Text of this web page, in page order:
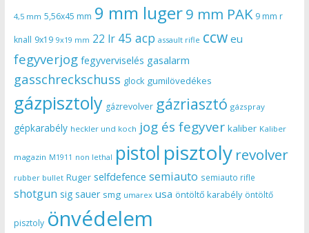
4,5 mm 5,56x45 mm 9 mm luger9 mm PAK 9 mm r
knall 9x19 9x19 mm 22 lr 45 acp assault rifle ccw eu
fegyverjog fegyverviselés gasalarm
gasschreckschuss glock gumilövedékes
gázpisztoly gázrevolver gázriasztó gázspray
gépkarabély heckler und koch jog és fegyver kaliber Kaliber
magazin M1911 non lethal pistol pisztoly revolver
rubber bullet Ruger selfdefence semiauto semiauto rifle
shotgun sig sauer smg umarex usa öntöltő karabély öntöltő
pisztoly önvédelem